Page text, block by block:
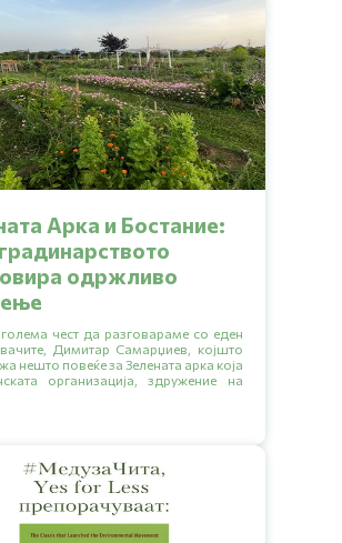
Арка и Бостание:
одржливо
чест да разговараме со еден
Димитар Самарџиев, којшто
нешто повеќе за Зелената арка која
организација, здружение на
или невладина организација
Во овој разговор ќе дознаеме повеќе
инспирација, мисија и визија за
Ќе откриеме заедно како започнало
предизвиците со кои се соочуваат и
имаат за сите нас. Подгответе се